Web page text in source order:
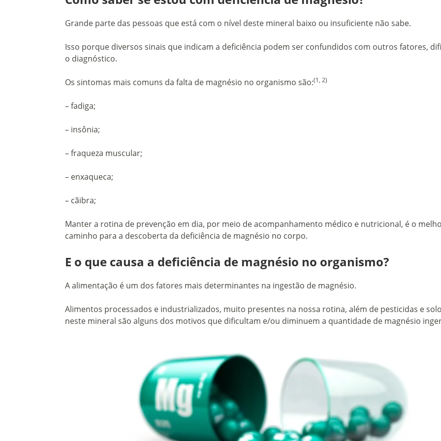
Grande parte das pessoas que está com o nível deste mineral baixo ou insuficiente não sabe.
Isso porque diversos sinais que indicam a deficiência podem ser confundidos com outros fatores,
o diagnóstico.
Os sintomas mais comuns da falta de magnésio no organismo são:(1, 2)
– fadiga;
– insônia;
– fraqueza muscular;
– enxaqueca;
– cãibra;
Manter a rotina de prevenção em dia, por meio de acompanhamento médico e nutricional, é o
caminho para a descoberta da deficiência de magnésio no corpo.
E o que causa a deficiência de magnésio no organismo?
A alimentação é um dos fatores mais determinantes na ingestão de magnésio.
Alimentos processados e industrializados, muito presentes na nossa rotina, além de pesticidas e
neste mineral são alguns dos motivos que dificultam e/ou diminuem a quantidade de magnésio